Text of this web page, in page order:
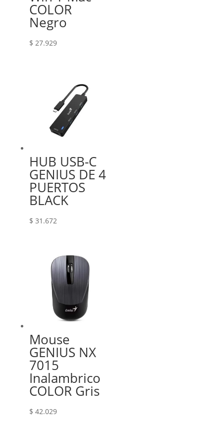
COLOR
Negro
$ 27.929
HUB USB-C
GENIUS DE 4
PUERTOS
BLACK
$ 31.672
Mouse
GENIUS NX
7015
Inalambrico
COLOR Gris
$ 42.029